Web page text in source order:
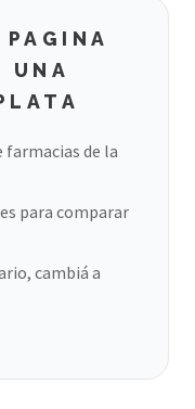
PAGINA
UNA
farmacias de la
para comparar
cambiá a